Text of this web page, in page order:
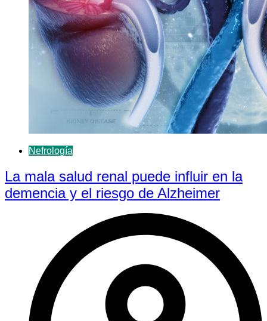
Nefrología
La mala salud renal puede influir en la
demencia y el riesgo de Alzheimer